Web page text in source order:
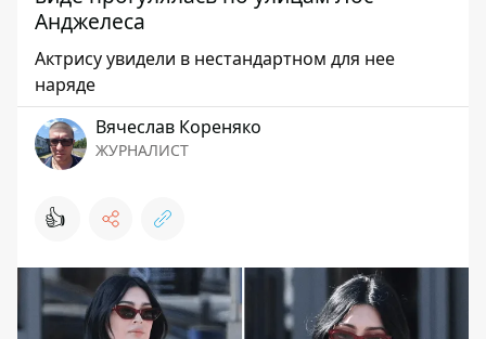
Анджелеса
Актрису увидели в нестандартном для нее
наряде
Вячеслав Кореняко
ЖУРНАЛИСТ
👍